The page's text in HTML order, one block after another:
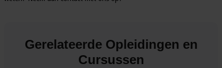
Gerelateerde Opleidingen en
Cursussen